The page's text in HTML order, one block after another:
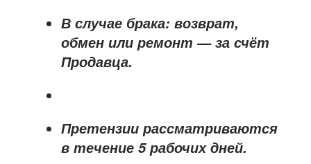
В случае брака: возврат,
обмен или ремонт —за счёт
Продавца.
Претензии рассматриваются
в течение 5 рабочих дней.